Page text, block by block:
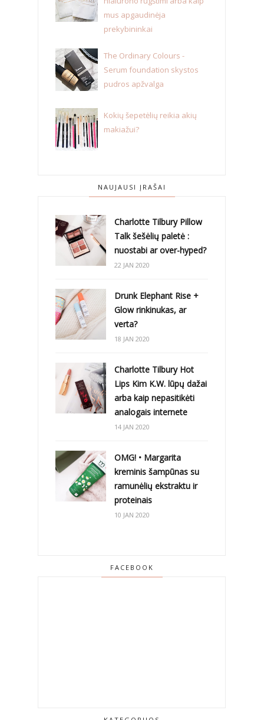
mus apgaudinėja
prekybininkai
The Ordinary Colours -
Serum foundation skystos
pudros apžvalga
Kokių šepetėlių reikia akių
makiažui?
NAUJAUSI ĮRAŠAI
Charlotte Tilbury Pillow
Talk šešėlių paletė :
nuostabi ar over-hyped?
22 JAN 2020
Drunk Elephant Rise +
Glow rinkinukas, ar
verta?
18 JAN 2020
Charlotte Tilbury Hot
Lips Kim K.W. lūpų dažai
arba kaip nepasitikėti
analogais internete
14 JAN 2020
OMG! • Margarita
kreminis šampūnas su
ramunėlių ekstraktu ir
proteinais
10 JAN 2020
FACEBOOK